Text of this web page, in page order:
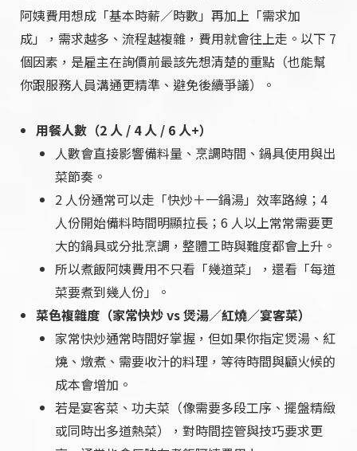
阿姨費用想成「基本時薪／時數」再加上「需求加
成」，需求越多、流程越複雜，費用就會往上走。以下 7
個因素，是雇主在詢價前最該先想清楚的重點（也能幫
你跟服務人員溝通更精準、避免後續爭議）。
用餐人數（2 人 / 4 人 / 6 人+）
人數會直接影響備料量、烹調時間、鍋具使用與出
菜節奏。
2 人份通常可以走「快炒＋一鍋湯」效率路線；4
人份開始備料時間明顯拉長；6 人以上常常需要更
大的鍋具或分批烹調，整體工時與難度都會上升。
所以煮飯阿姨費用不只看「幾道菜」，還看「每道
菜要煮到幾人份」。
菜色複雜度（家常快炒 vs 煲湯／紅燒／宴客菜）
家常快炒通常時間好掌握，但如果你指定煲湯、紅
燒、燉煮、需要收汁的料理，等待時間與顧火候的
成本會增加。
若是宴客菜、功夫菜（像需要多段工序、擺盤精緻
或同時出多道熱菜），對時間控管與技巧要求更